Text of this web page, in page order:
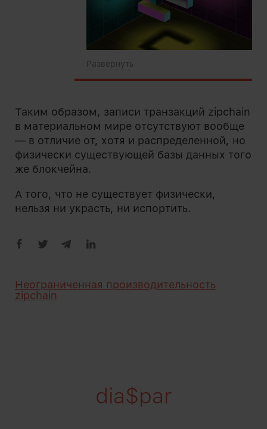
Таким образом, записи транзакций zipchain
в материальном мире отсутствуют вообще
— в отличие от, хотя и распределенной, но
физически существующей базы данных того
же блокчейна.
А того, что не существует физически,
нельзя ни украсть, ни испортить.
Неограниченная производительность
zipchain
dia$par